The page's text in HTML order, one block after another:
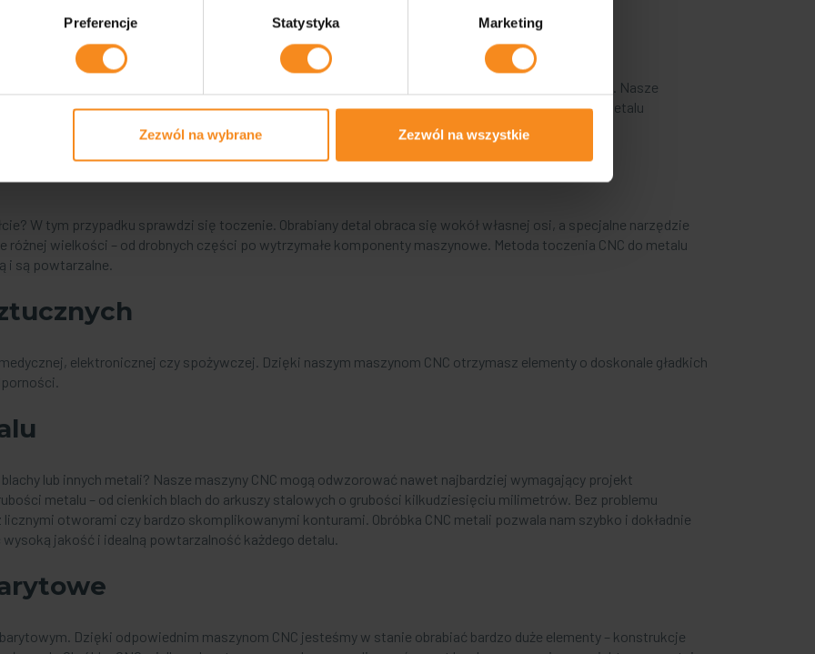
Preferencje Statystyka Marketing
Zezwól na wybrane Zezwól na wszystkie
najczęściej. Frez (narzędzie obrotowe) usuwa materiał, nadając detalowi wymagany kształt. Nasze
jak i bardzo skomplikowanych elementów – od małych części po duże konstrukcje. Frezowanie metalu
projektem.
W tym przypadku sprawdzi się toczenie. Obrabiany detal obraca się wokół własnej osi, a specjalne narzędzie
różnej wielkości – od drobnych części po wytrzymałe komponenty maszynowe. Metoda toczenia CNC do metalu
i są powtarzalne.
elektronicznej czy spożywczej. Dzięki naszym maszynom CNC otrzymasz elementy o doskonale gładkich
lub innych metali? Nasze maszyny CNC mogą odwzorować nawet najbardziej wymagający projekt
metalu – od cienkich blach do arkuszy stalowych o grubości kilkudziesięciu milimetrów. Bez problemu
otworami czy bardzo skomplikowanymi konturami. Obróbka CNC metali pozwala nam szybko i dokładnie
jakość i idealną powtarzalność każdego detalu.
Dzięki odpowiednim maszynom CNC jesteśmy w stanie obrabiać bardzo duże elementy – konstrukcje